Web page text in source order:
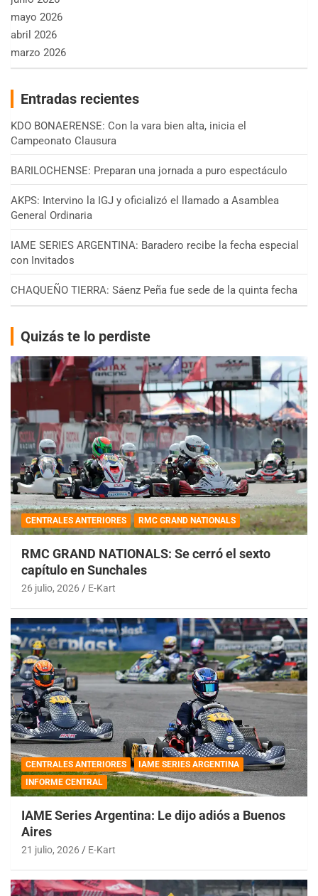
mayo 2026
abril 2026
marzo 2026
Entradas recientes
KDO BONAERENSE: Con la vara bien alta, inicia el
Campeonato Clausura
BARILOCHENSE: Preparan una jornada a puro espectáculo
AKPS: Intervino la IGJ y oficializó el llamado a Asamblea
General Ordinaria
IAME SERIES ARGENTINA: Baradero recibe la fecha especial
con Invitados
CHAQUEÑO TIERRA: Sáenz Peña fue sede de la quinta fecha
Quizás te lo perdiste
CENTRALES ANTERIORES RMC GRAND NATIONALS
RMC GRAND NATIONALS: Se cerró el sexto
capítulo en Sunchales
26 julio, 2026 E-Kart
CENTRALES ANTERIORES
IAME SERIES ARGENTINA
INFORME CENTRAL
IAME Series Argentina: Le dijo adiós a Buenos
Aires
21 julio, 2026 E-Kart